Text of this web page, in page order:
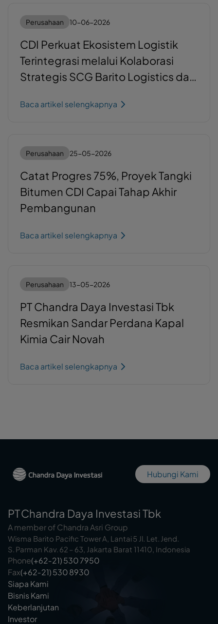
Perusahaan 10-06-2026
CDI Perkuat Ekosistem Logistik
Terintegrasi melalui Kolaborasi
Strategis SCG Barito Logistics dan
Baca artikel selengkapnya
Perusahaan 25-05-2026
Catat Progres 75%, Proyek Tangki
Bitumen CDI Capai Tahap Akhir
Pembangunan
Baca artikel selengkapnya
Perusahaan 13-05-2026
PT Chandra Daya Investasi Tbk
Resmikan Sandar Perdana Kapal
Kimia Cair Novah
Baca artikel selengkapnya
Hubungi Kami
PT Chandra Daya Investasi Tbk
A member of Chandra Asri Group
Wisma Barito Pacific Tower A, Lantai 5 Jl. Let. Jend.
S. Parman Kav. 62 – 63, Jakarta Barat 11410, Indonesia
Phone(+62‑21) 530 7950
Fax(+62‑21) 530 8930
Siapa Kami
Bisnis Kami
Keberlanjutan
Investor